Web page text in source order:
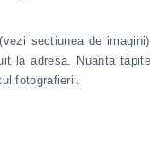
sectiunea de
adresa. Nuanta
fotografierii.